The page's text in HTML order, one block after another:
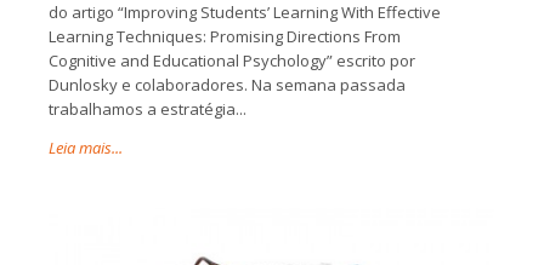
do artigo “Improving Students’ Learning With Effective
Learning Techniques: Promising Directions From
Cognitive and Educational Psychology” escrito por
Dunlosky e colaboradores. Na semana passada
trabalhamos a estratégia...
Leia mais...